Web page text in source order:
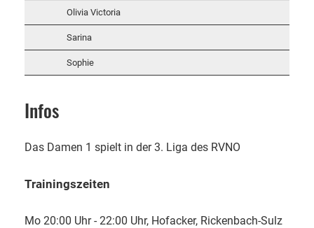
Olivia Victoria
Sarina
Sophie
Infos
Das Damen 1 spielt in der 3. Liga des RVNO
Trainingszeiten
Mo 20:00 Uhr - 22:00 Uhr, Hofacker, Rickenbach-Sulz